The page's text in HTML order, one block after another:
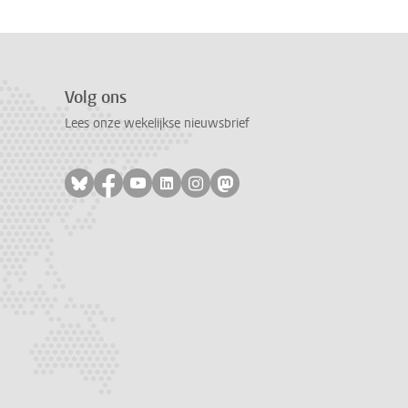
Volg ons
Lees onze wekelijkse nieuwsbrief
Volg ons op bluesky
Volg ons op facebook
Volg ons op youtube
Volg ons op linkedin
Volg ons op instagram
Volg ons op mastodon